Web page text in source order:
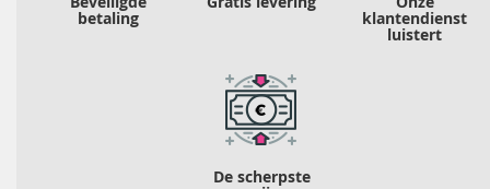
betaling klantendienst
luistert
De scherpste